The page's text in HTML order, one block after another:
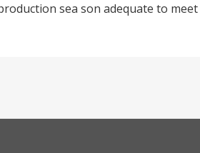
sea son adequate to